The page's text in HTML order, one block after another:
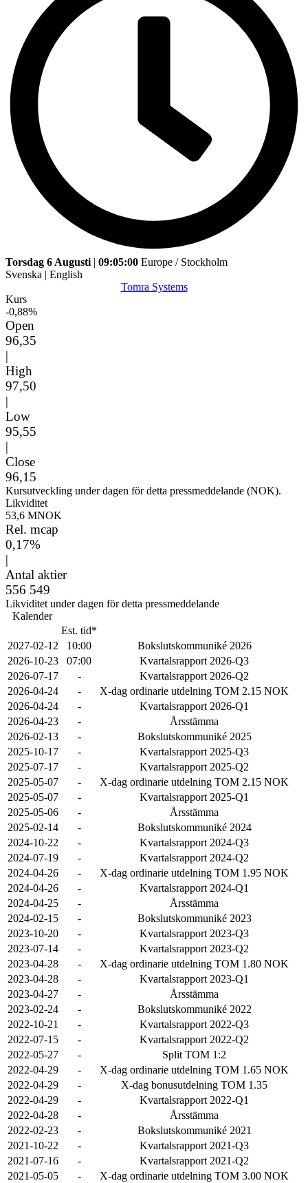
Torsdag 6 Augusti | 09:05:00 Europe / Stockholm
Svenska | English
Tomra Systems
Kurs
-0,88%
Open
96,35
|
High
97,50
|
Low
95,55
|
Close
96,15
Kursutveckling under dagen för detta pressmeddelande (NOK).
Likviditet
53,6 MNOK
Rel. mcap
0,17%
|
Antal aktier
556 549
Likviditet under dagen för detta pressmeddelande
Kalender
Est. tid*
2027-02-12
10:00
Bokslutskommuniké 2026
2026-10-23
07:00
Kvartalsrapport 2026-Q3
2026-07-17
-
Kvartalsrapport 2026-Q2
2026-04-24
-
X-dag ordinarie utdelning TOM 2.15 NOK
2026-04-24
-
Kvartalsrapport 2026-Q1
2026-04-23
-
Årsstämma
2026-02-13
-
Bokslutskommuniké 2025
2025-10-17
-
Kvartalsrapport 2025-Q3
2025-07-17
-
Kvartalsrapport 2025-Q2
2025-05-07
-
X-dag ordinarie utdelning TOM 2.15 NOK
2025-05-07
-
Kvartalsrapport 2025-Q1
2025-05-06
-
Årsstämma
2025-02-14
-
Bokslutskommuniké 2024
2024-10-22
-
Kvartalsrapport 2024-Q3
2024-07-19
-
Kvartalsrapport 2024-Q2
2024-04-26
-
X-dag ordinarie utdelning TOM 1.95 NOK
2024-04-26
-
Kvartalsrapport 2024-Q1
2024-04-25
-
Årsstämma
2024-02-15
-
Bokslutskommuniké 2023
2023-10-20
-
Kvartalsrapport 2023-Q3
2023-07-14
-
Kvartalsrapport 2023-Q2
2023-04-28
-
X-dag ordinarie utdelning TOM 1.80 NOK
2023-04-28
-
Kvartalsrapport 2023-Q1
2023-04-27
-
Årsstämma
2023-02-24
-
Bokslutskommuniké 2022
2022-10-21
-
Kvartalsrapport 2022-Q3
2022-07-15
-
Kvartalsrapport 2022-Q2
2022-05-27
-
Split TOM 1:2
2022-04-29
-
X-dag ordinarie utdelning TOM 1.65 NOK
2022-04-29
-
X-dag bonusutdelning TOM 1.35
2022-04-29
-
Kvartalsrapport 2022-Q1
2022-04-28
-
Årsstämma
2022-02-23
-
Bokslutskommuniké 2021
2021-10-22
-
Kvartalsrapport 2021-Q3
2021-07-16
-
Kvartalsrapport 2021-Q2
2021-05-05
- X-dag ordinarie utdelning TOM 3.00 NOK